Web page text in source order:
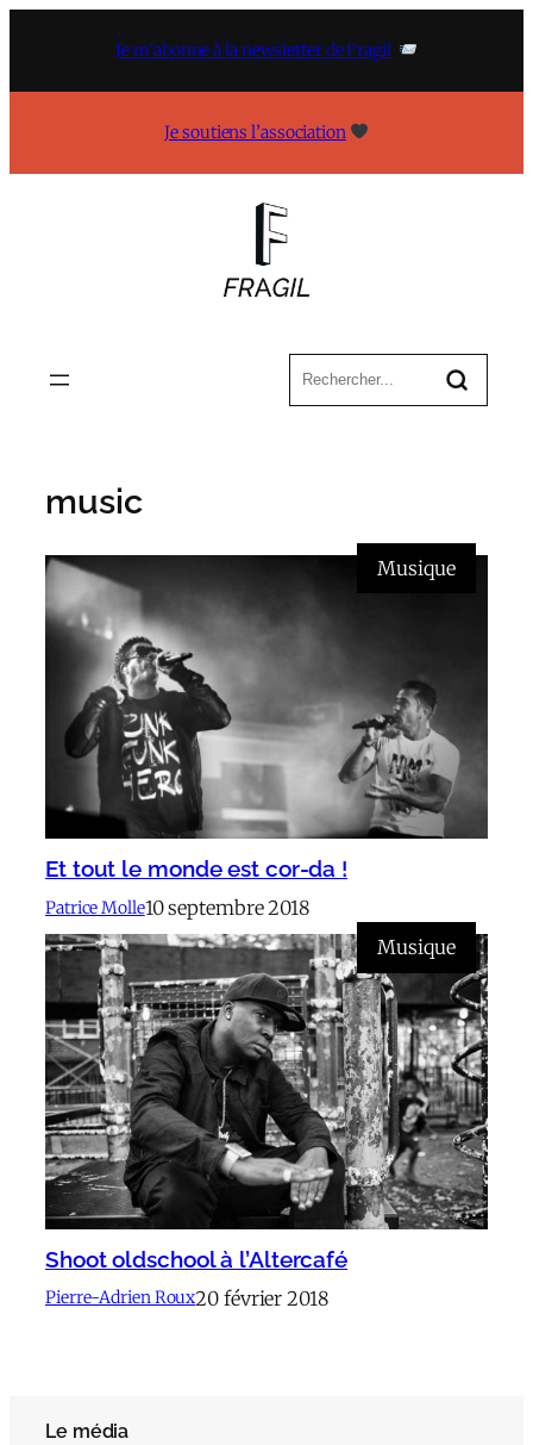
Je m’abonne à la newsletter de Fragil
Je soutiens l’association
music
Musique
Et tout le monde est cor-da !
Patrice Molle10 septembre 2018
Musique
Shoot oldschool à l’Altercafé
Pierre-Adrien Roux20 février 2018
Le média